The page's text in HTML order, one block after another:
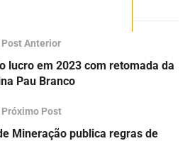
Post Anterior
lucro em 2023 com retomada da
Pau Branco
Próximo Post
Mineração publica regras de